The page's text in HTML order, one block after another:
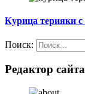
Курица терияки
Поиск:
Редактор